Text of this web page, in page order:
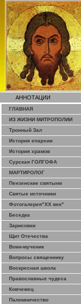
АННОТАЦИИ
ГЛАВНАЯ
ИЗ ЖИЗНИ МИТРОПОЛИИ
Тронный Зал
История епархии
История храмов
Сурская ГОЛГОФА
МАРТИРОЛОГ
Пензенские святыни
Святые источники
Фотогалерея"ХХ век"
Беседка
Зарисовки
Щит Отечества
Воин-мученик
Вопросы священнику
Воскресная школа
Православные чудеса
Ковчежец
Паломничество